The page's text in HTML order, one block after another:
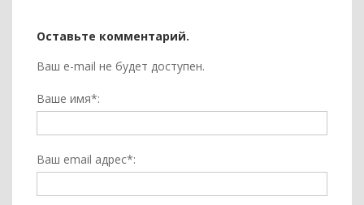
Оставьте комментарий.
Ваш e-mail не будет доступен.
Ваше имя*:
Ваш email адрес*: